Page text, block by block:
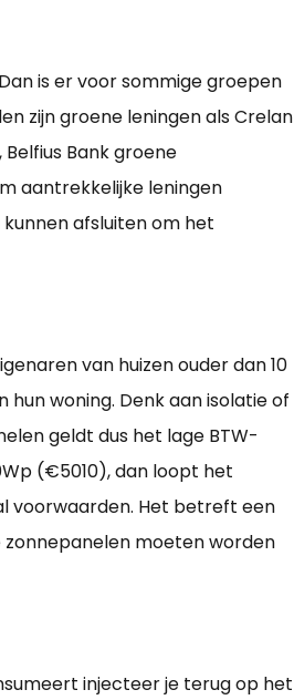
is er voor sommige groepen
zijn groene leningen als Crelan
Bank groene
aantrekkelijke leningen
afsluiten om het
van huizen ouder dan 10
woning. Denk aan isolatie of
geldt dus het lage BTW-
(€5010), dan loopt het
voorwaarden. Het betreft een
moeten worden
injecteer je terug op het